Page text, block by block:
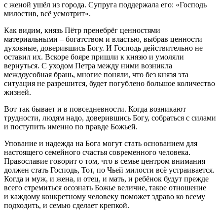
с женой ушёл из города. Супруга поддержала его: «Господь
милостив, всё усмотрит».
Как видим, князь Пётр пренебрёг ценностями
материальными – богатством и властью, выбрав ценности
духовные, доверившись Богу. И Господь действительно не
оставил их. Вскоре бояре пришли к князю и умоляли
вернуться. С уходом Петра между ними возникла
междоусобная брань, многие поняли, что без князя эта
ситуация не разрешится, будет погублено большое количество
жизней.
Вот так бывает и в повседневности. Когда возникают
трудности, людям надо, доверившись Богу, собраться с силами
и поступить именно по правде Божьей.
Упование и надежда на Бога могут стать основанием для
настоящего семейного счастья современного человека.
Православие говорит о том, что в семье центром внимания
должен стать Господь, Тот, по Чьей милости всё устраивается.
Когда и муж, и жена, и отец, и мать, и ребёнок будут прежде
всего стремиться осознать Божье величие, такое отношение
и каждому конкретному человеку поможет здраво ко всему
подходить, и семью сделает крепкой.